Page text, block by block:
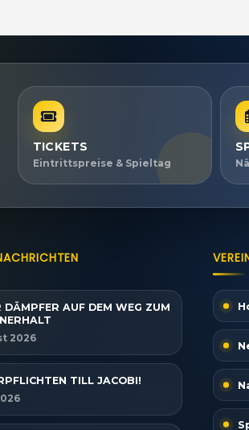
TICKETS
Eintrittspreise & Spieltag
DÄMPFER AUF DEM WEG ZUM
2026
TILL JACOBI!